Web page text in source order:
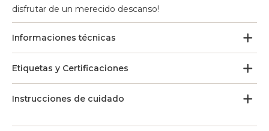
disfrutar de un merecido descanso!
Informaciones técnicas
Etiquetas y Certificaciones
Instrucciones de cuidado